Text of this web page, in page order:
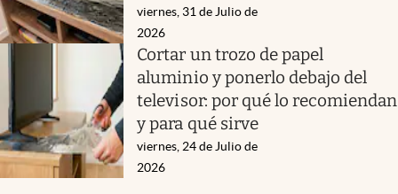
viernes, 31 de Julio de
2026
Cortar un trozo de papel
aluminio y ponerlo debajo del
televisor: por qué lo recomiendan
y para qué sirve
viernes, 24 de Julio de
2026